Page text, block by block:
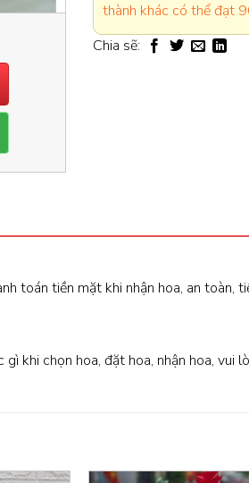
thành khác có thể đạt
Chia sẽ:
toán tiền mặt khi nhận hoa, an toàn,
gì khi chọn hoa, đặt hoa, nhận hoa,